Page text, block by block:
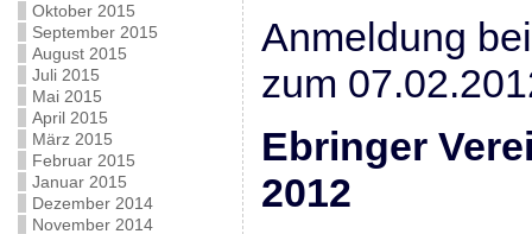
Oktober 2015
September 2015
August 2015
Juli 2015
Mai 2015
April 2015
März 2015
Februar 2015
Januar 2015
Dezember 2014
November 2014
Anmeldung
zum
Ebringer
2012